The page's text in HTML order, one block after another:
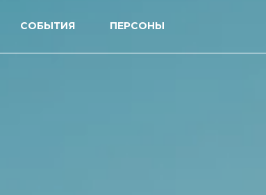
СОБЫТИЯ ПЕРСОНЫ